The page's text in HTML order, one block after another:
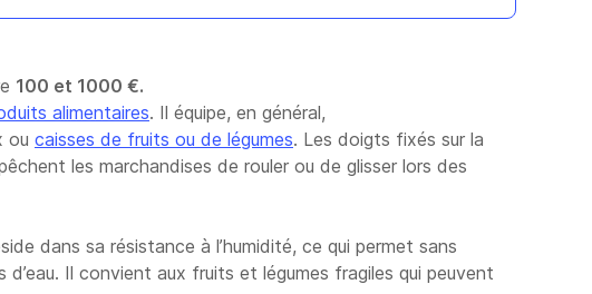
100 et 1000 €.
alimentaires. Il équipe, en général,
ou caisses de fruits ou de légumes. Les doigts fixés sur la
les marchandises de rouler ou de glisser lors des
dans sa résistance à l’humidité, ce qui permet sans
Il convient aux fruits et légumes fragiles qui peuvent